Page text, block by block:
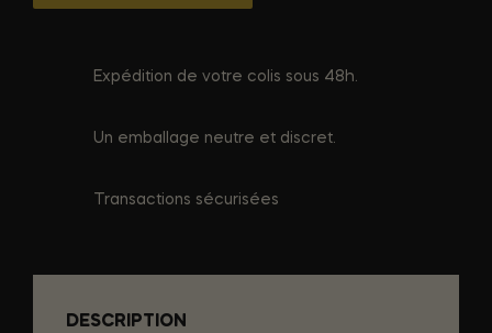
Expédition de votre colis sous 48h.
Un emballage neutre et discret.
Transactions sécurisées
DESCRIPTION